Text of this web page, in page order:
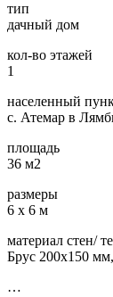
тип
дачный дом
кол-во этажей
1
населенный
с. Атемар в
площадь
36 м2
размеры
6 х 6 м
материал стен/
Брус 200х150
…